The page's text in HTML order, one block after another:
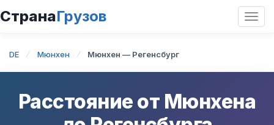
СтранаГрузов
DE Мюнхен Мюнхен — Регенсбург
Расстояние от Мюнхена